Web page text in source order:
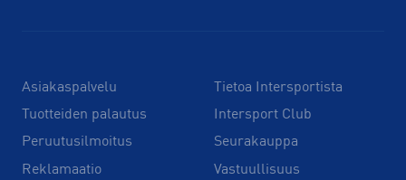
Asiakaspalvelu
Tuotteiden palautus
Peruutusilmoitus
Reklamaatio
Tietoa Intersportista
Intersport Club
Seurakauppa
Vastuullisuus